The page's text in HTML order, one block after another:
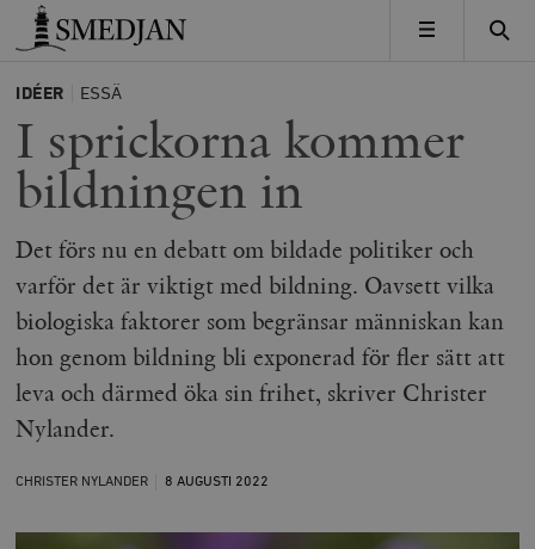
Timbro
MENY
IDÉER ESSÄ
I sprickorna kommer
bildningen in
Det förs nu en debatt om bildade politiker och
varför det är viktigt med bildning. Oavsett vilka
biologiska faktorer som begränsar människan kan
hon genom bildning bli exponerad för fler sätt att
leva och därmed öka sin frihet, skriver Christer
Nylander.
CHRISTER NYLANDER 8 AUGUSTI 2022